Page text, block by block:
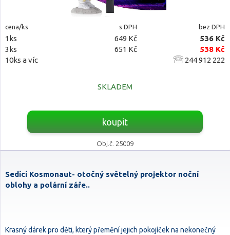
cena/ks s DPH bez DPH
1ks 649 Kč
536 Kč
3ks
651 Kč
538 Kč
10ks a víc
244 912 222
SKLADEM
koupit
Obj.č. 25009
Sedící Kosmonaut- otočný světelný projektor noční
oblohy a polární záře..
Krasný dárek pro děti, který přemění jejich pokojíček na nekonečný